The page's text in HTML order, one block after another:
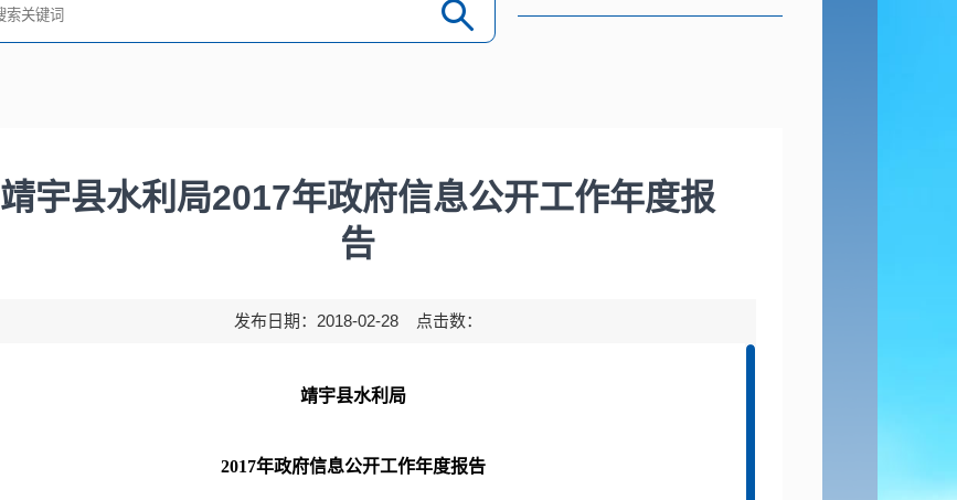
靖宇县水利局2017年政府信息公开工作年度报
告
发布日期：2018-02-28 点击数：
靖宇县水利局
2017年政府信息公开工作年度报告